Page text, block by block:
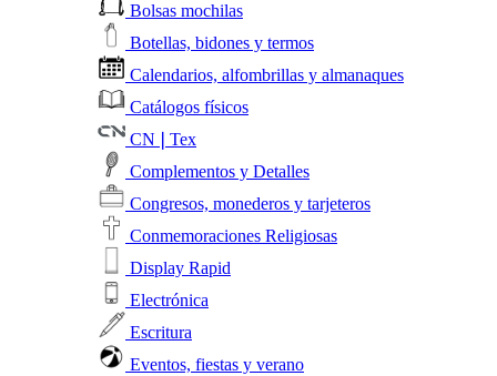
Bolsas mochilas
Botellas, bidones y termos
Calendarios, alfombrillas y almanaques
Catálogos físicos
CN❘Tex
Complementos y Detalles
Congresos, monederos y tarjeteros
Conmemoraciones Religiosas
Display Rapid
Electrónica
Escritura
Eventos, fiestas y verano